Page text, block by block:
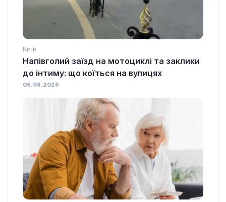
Київ
Напівголий заїзд на мотоциклі та заклики
до інтиму: що коїться на вулицях
06.08.2026